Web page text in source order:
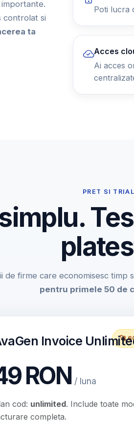
controlat si
ta
Poti lucra
Acces
Ai acces
PRET SI TRIAL
de firme care economisesc timp
pentru primele 50 de
🚀
Invoice
RON / luna
cod: unlimited. Include toate
completa.